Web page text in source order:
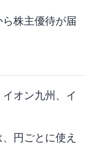
から株主優待が届
オン九州、イ
円ごとに使え